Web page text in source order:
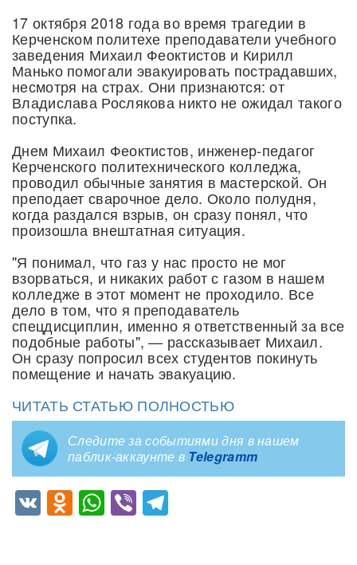
17 октября 2018 года во время трагедии в
Керченском политехе преподаватели учебного
заведения Михаил Феоктистов и Кирилл
Манько помогали эвакуировать пострадавших,
несмотря на страх. Они признаются: от
Владислава Рослякова никто не ожидал такого
поступка.
Днем Михаил Феоктистов, инженер-педагог
Керченского политехнического колледжа,
проводил обычные занятия в мастерской. Он
преподает сварочное дело. Около полудня,
когда раздался взрыв, он сразу понял, что
произошла внештатная ситуация.
"Я понимал, что газ у нас просто не мог
взорваться, и никаких работ с газом в нашем
колледже в этот момент не проходило. Все
дело в том, что я преподаватель
спецдисциплин, именно я ответственный за все
подобные работы", — рассказывает Михаил.
Он сразу попросил всех студентов покинуть
помещение и начать эвакуацию.
ЧИТАТЬ СТАТЬЮ ПОЛНОСТЬЮ
Следите за событиями дня в нашем
паблик-аккаунте в Telegramm
VKOdnoklassniki
WhatsApp
Viber